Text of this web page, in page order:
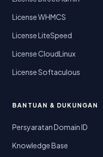
License WHMCS
License LiteSpeed
License CloudLinux
License Softaculous
BANTUAN & DUKUNGAN
Persyaratan Domain ID
Knowledge Base